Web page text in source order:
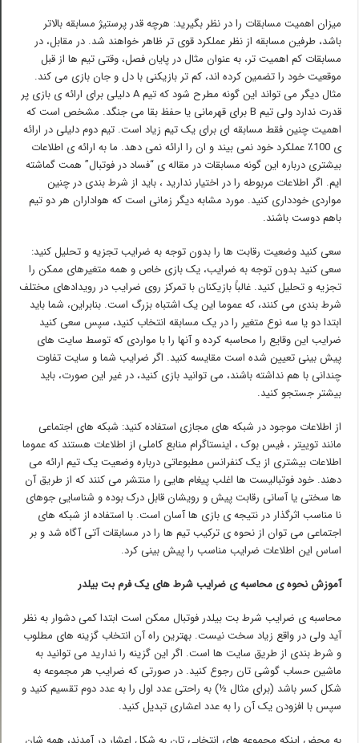
میزان اهمیت مسابقات را در نظر بگیرید: هرچه قدر پرستیژ مسابقه بالاتر
باشد، طرفین مسابقه از نظر عملکرد قوی تر ظاهر خواهند شد. در مقابل، در
مسابقات کم اهمیت تر، به عنوان مثال در پایان فصل، وقتی تیم ها از قبل
موقعیت خود را تضمین کرده اند، کم تر بازیکنی با دل و جان بازی می کند.
مثال دیگر می تواند این گونه مطرح شود که تیم A دلیلی برای ارائه ی بازی پر
قدرت ندارد ولی تیم B برای قهرمانی یا حفظ بقا می جنگد. مشخص است که
اهمیت چنین فقط مسابقه ای برای یک تیم زیاد است. تیم دوم دلیلی در ارائه
ی 100٪ عملکرد خود نمی بیند و ان را ارائه نمی دهد. ما به ارائه ی اطلاعات
بیشتری درباره این گونه مسابقات در مقاله ی “فساد در فوتبال” همت گماشته
ایم. اگر اطلاعات مربوطه را در اختیار ندارید ، باید از شرط بندی در چنین
مواردی خودداری کنید. مورد مشابه دیگر زمانی است که هواداران هر دو تیم
باهم دوست باشند.
سعی کنید وضعیت رقابت ها را بدون توجه به ضرایب تجزیه و تحلیل کنید:
سعی کنید بدون توجه به ضرایب، یک بازی خاص و همه متغیرهای ممکن را
تجزیه و تحلیل کنید. غالباً بازیکنان با تمرکز روی ضرایب در رویدادهای مختلف
شرط بندی می کنند، که عموما این یک اشتباه بزرگ است. بنابراین، شما باید
ابتدا دو یا سه نوع متغیر را در یک مسابقه انتخاب کنید، سپس سعی کنید
ضرایب این وقایع را محاسبه کرده و آنها را با مواردی که توسط سایت های
پیش بینی تعیین شده است مقایسه کنید. اگر ضرایب شما و سایت تفاوت
چندانی با هم نداشته باشند، می توانید بازی کنید، در غیر این صورت، باید
بیشتر جستجو کنید.
از اطلاعات موجود در شبکه های مجازی استفاده کنید: شبکه های اجتماعی
مانند توییتر ، فیس بوک ، اینستاگرام منابع کاملی از اطلاعات هستند که عموما
اطلاعات بیشتری از یک کنفرانس مطبوعاتی درباره وضعیت یک تیم ارائه می
دهند. خود فوتبالیست ها اغلب پیغام هایی را منتشر می کنند که از طریق آن
ها سختی یا آسانی رقابت پیش و رویشان قابل درک بوده و شناسایی جوهای
نا مناسب اثرگذار در نتیجه ی بازی ها آسان است. با استفاده از شبکه های
اجتماعی می توان از نحوه ی ترکیب تیم ها را در مسابقات آتی آگاه شد و بر
اساس این اطلاعات ضرایب مناسب را پیش بینی کرد.
آموزش نحوه ی محاسبه ی ضرایب شرط های یک فرم بت بیلدر
محاسبه ی ضرایب شرط بت بیلدر فوتبال ممکن است ابتدا کمی دشوار به نظر
آید ولی در واقع زیاد سخت نیست. بهترین راه آن انتخاب گزینه های مطلوب
و شرط بندی از طریق سایت ها است. اگر این گزینه را ندارید می توانید به
ماشین حساب گوشی تان رجوع کنید. در صورتی که ضرایب هر مجموعه به
شکل کسر باشد (برای مثال ½) به راحتی عدد اول را به عدد دوم تقسیم کنید و
سپس با افزودن یک آن را به عدد اعشاری تبدیل کنید.